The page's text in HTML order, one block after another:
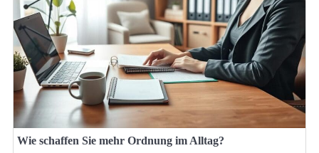
Wie schaffen Sie mehr Ordnung im Alltag?